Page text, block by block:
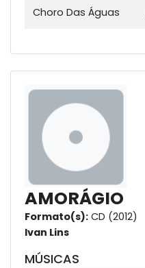
Choro Das Águas
AMORÁGIO
Formato(s): CD (2012)
Ivan Lins
MÚSICAS